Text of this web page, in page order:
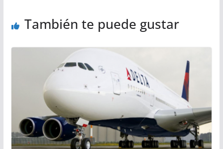
También te puede gustar